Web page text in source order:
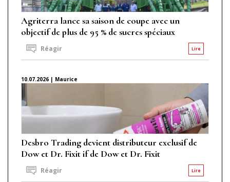
Agriterra lance sa saison de coupe avec un
objectif de plus de 95 % de sucres spéciaux
Lire
Réagir
10.07.2026 | Maurice
Desbro Trading devient distributeur exclusif de
Dow et Dr. Fixit if de Dow et Dr. Fixit
Lire
Réagir